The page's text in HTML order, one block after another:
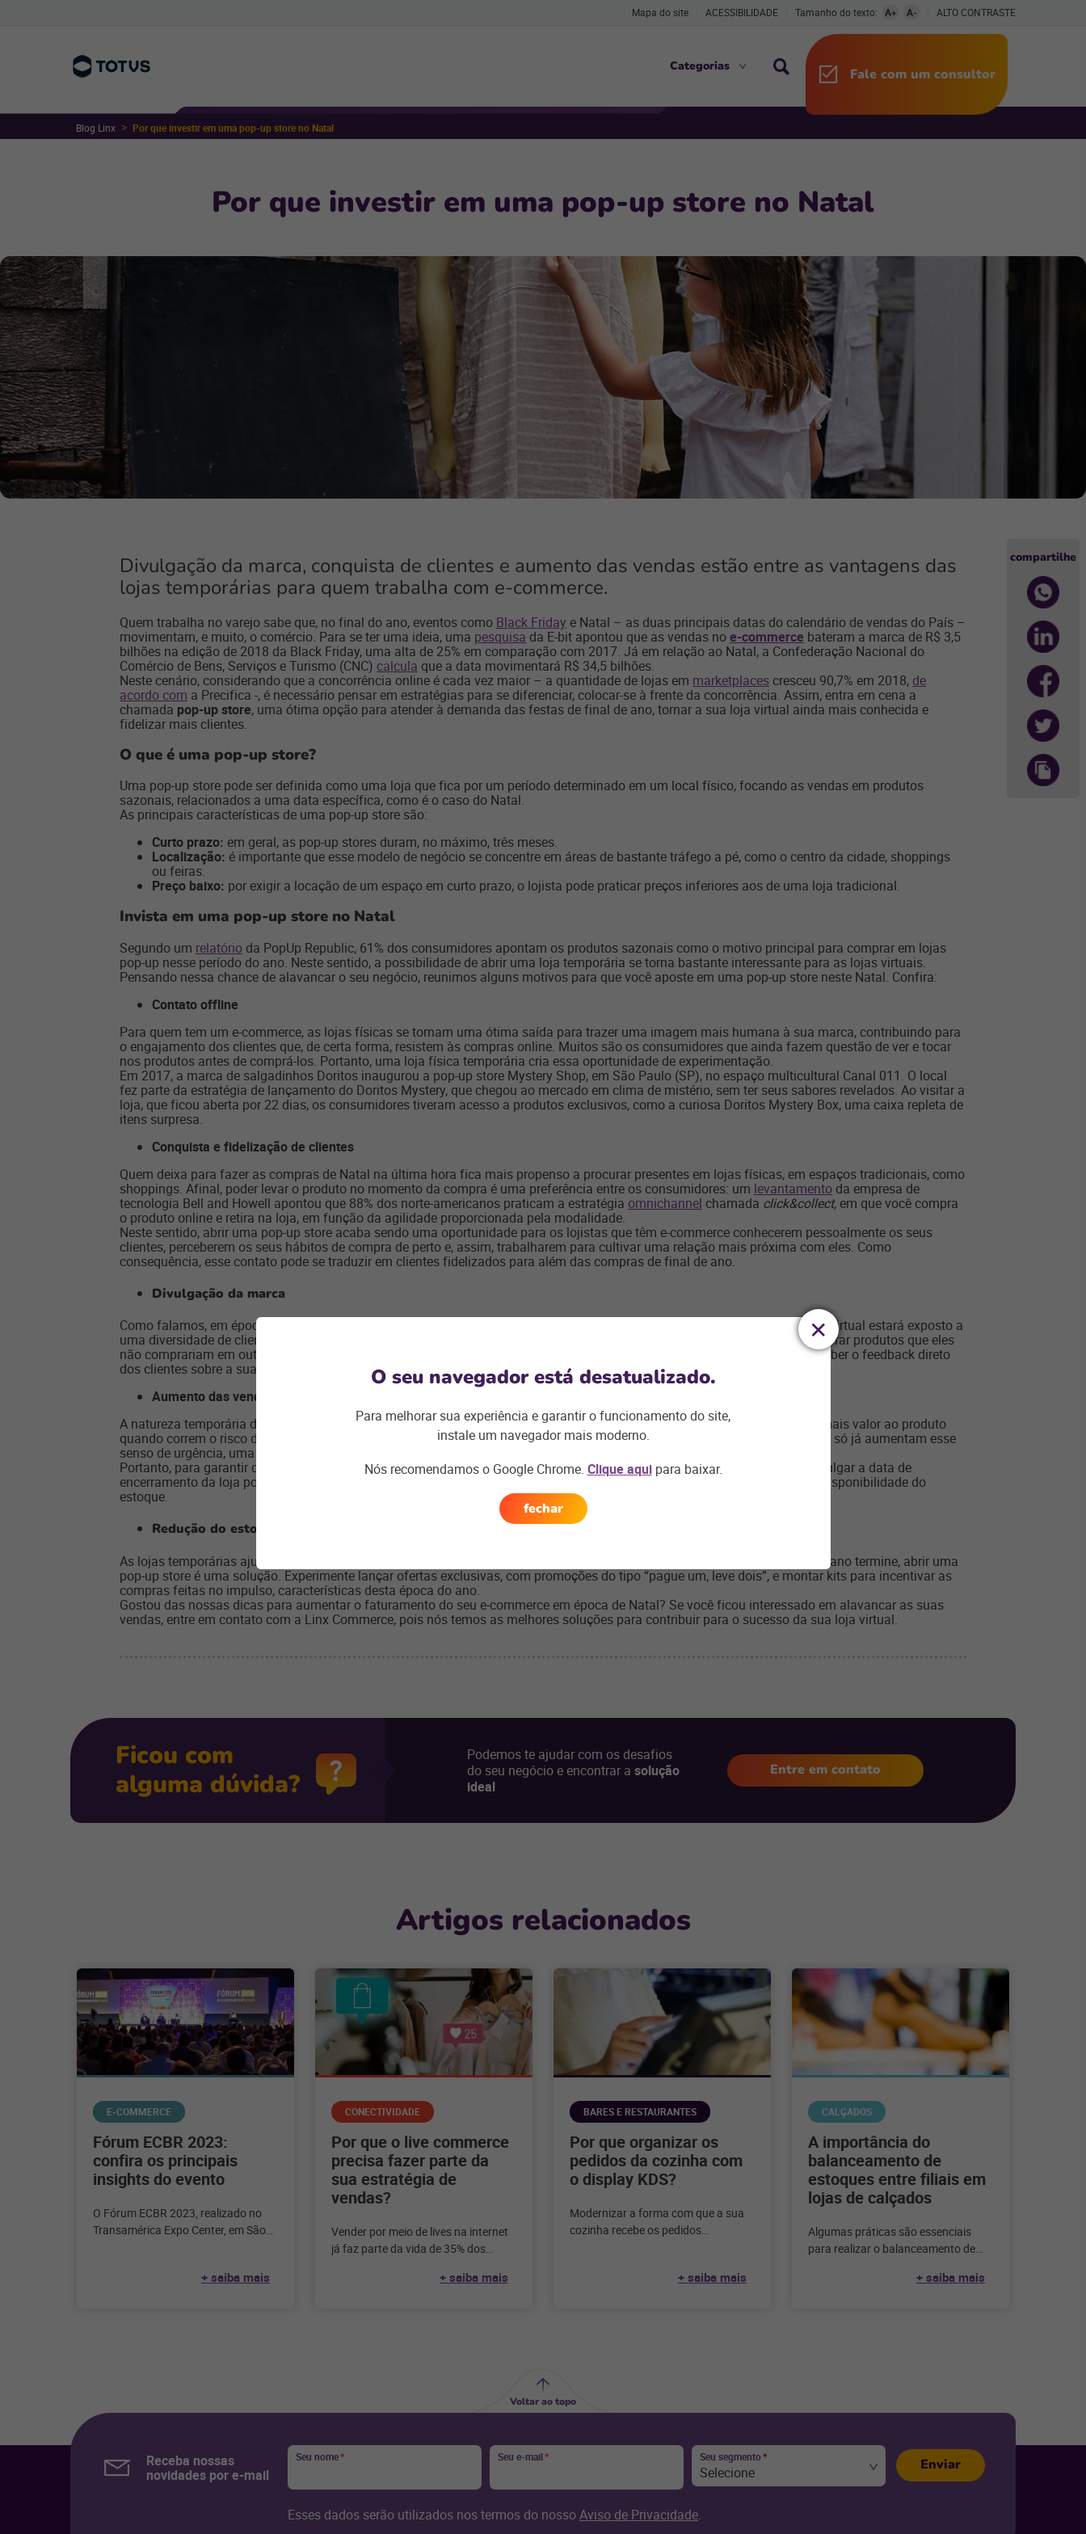
Mapa do site ACESSIBILIDADE Tamanho do texto: A+ A- ALTO CONTRASTE
Categorias Fale com um consultor
Blog Linx Por que investir em uma pop-up store no Natal
Por que investir em uma pop-up store no Natal
Divulgação da marca, conquista de clientes e aumento das vendas estão entre as vantagens das
lojas temporárias para quem trabalha com e-commerce.
Quem trabalha no varejo sabe que, no final do ano, eventos como Black Friday e Natal – as duas principais datas do calendário de vendas do País –
movimentam, e muito, o comércio. Para se ter uma ideia, uma pesquisa da E-bit apontou que as vendas noe-commerce bateram a marca de R$ 3,5
bilhões na edição de 2018 da Black Friday, uma alta de 25% em comparação com 2017. Já em relação ao Natal, a Confederação Nacional do
Comércio de Bens, Serviços e Turismo (CNC) calcula que a data movimentará R$ 34,5 bilhões.
Neste cenário, considerando que a concorrência online é cada vez maior – a quantidade de lojas em marketplaces cresceu 90,7% em 2018, de
acordo com a Precifica -, é necessário pensar em estratégias para se diferenciar, colocar-se à frente da concorrência. Assim, entra em cena a
chamada pop-up store, uma ótima opção para atender à demanda das festas de final de ano, tornar a sua loja virtual ainda mais conhecida e
fidelizar mais clientes.
O que é uma pop-up store?
Uma pop-up store pode ser definida como uma loja que fica por um período determinado em um local físico, focando as vendas em produtos
sazonais, relacionados a uma data específica, como é o caso do Natal.
As principais características de uma pop-up store são:
Curto prazo: em geral, as pop-up stores duram, no máximo, três meses.
Localização: é importante que esse modelo de negócio se concentre em áreas de bastante tráfego a pé, como o centro da cidade, shoppings
ou feiras.
Preço baixo: por exigir a locação de um espaço em curto prazo, o lojista pode praticar preços inferiores aos de uma loja tradicional.
Invista em uma pop-up store no Natal
Segundo um relatório da PopUp Republic, 61% dos consumidores apontam os produtos sazonais como o motivo principal para comprar em lojas
pop-up nesse período do ano. Neste sentido, a possibilidade de abrir uma loja temporária se torna bastante interessante para as lojas virtuais.
Pensando nessa chance de alavancar o seu negócio, reunimos alguns motivos para que você aposte em uma pop-up store neste Natal. Confira:
Contato offline
Para quem tem um e-commerce, as lojas físicas se tornam uma ótima saída para trazer uma imagem mais humana à sua marca, contribuindo para
o engajamento dos clientes que, de certa forma, resistem às compras online. Muitos são os consumidores que ainda fazem questão de ver e tocar
nos produtos antes de comprá-los. Portanto, uma loja física temporária cria essa oportunidade de experimentação.
Em 2017, a marca de salgadinhos Doritos inaugurou a pop-up store Mystery Shop, em São Paulo (SP), no espaço multicultural Canal 011. O local
fez parte da estratégia de lançamento do Doritos Mystery, que chegou ao mercado em clima de mistério, sem ter seus sabores revelados. Ao visitar a
loja, que ficou aberta por 22 dias, os consumidores tiveram acesso a produtos exclusivos, como a curiosa Doritos Mystery Box, uma caixa repleta de
itens surpresa.
Conquista e fidelização de clientes
Quem deixa para fazer as compras de Natal na última hora fica mais propenso a procurar presentes em lojas físicas, em espaços tradicionais, como
shoppings. Afinal, poder levar o produto no momento da compra é uma preferência entre os consumidores: um levantamento da empresa de
tecnologia Bell and Howell apontou que 88% dos norte-americanos praticam a estratégia omnichannel chamada click&collect, em que você compra
o produto online e retira na loja, em função da agilidade proporcionada pela modalidade.
Neste sentido, abrir uma pop-up store acaba sendo uma oportunidade para os lojistas que têm e-commerce conhecerem pessoalmente os seus
clientes, perceberem os seus hábitos de compra de perto e, assim, trabalharem para cultivar uma relação mais próxima com eles. Como
consequência, esse contato pode se traduzir em clientes fidelizados para além das compras de final de ano.
Divulgação da marca
Como falamos, em época de Natal, o comércio fica naturalmente mais movimentado. E em uma pop-up store, o seu negócio virtual estará exposto a
uma diversidade de clientes em um período propício a compras, quando a maioria dos consumidores estão dispostos a comprar produtos que eles
não comprariam em outro momento. Isso é uma grande vantagem não só para divulgar a sua marca, mas também para receber o feedback direto
dos clientes sobre a sua loja, o seu atendimento e os seus produtos.
Aumento das vendas
A natureza temporária desse tipo de loja cria um senso de urgência entre os consumidores. As pessoas acabam atribuindo mais valor ao produto
quando correm o risco de não poder tê-lo mais tarde. E quando se trata de Natal, lembre-se que as festas de fim de ano por si só já aumentam esse
senso de urgência, uma vez que os clientes estão cientes do caráter exclusivo dos produtos sazonais.
Portanto, para garantir que o clima de “compre antes que acabe” contribua para alavancar as suas vendas, uma opção é divulgar a data de
encerramento da loja pop-up. Outra possibilidade é determinar o prazo de duração da sua loja temporária de acordo com a disponibilidade do
estoque.
Redução do estoque sazonal
As lojas temporárias ajudam a renovar o seu estoque. Se você precisa aumentar as vendas de produtos festivos antes que o ano termine, abrir uma
pop-up store é uma solução. Experimente lançar ofertas exclusivas, com promoções do tipo “pague um, leve dois”, e montar kits para incentivar as
compras feitas no impulso, características desta época do ano.
Gostou das nossas dicas para aumentar o faturamento do seu e-commerce em época de Natal? Se você ficou interessado em alavancar as suas
vendas, entre em contato com a Linx Commerce, pois nós temos as melhores soluções para contribuir para o sucesso da sua loja virtual.
compartilhe
Ficou com
alguma dúvida?
Podemos te ajudar com os desafios
do seu negócio e encontrar a solução
ideal
Entre em contato
Artigos relacionados
E-COMMERCE
Fórum ECBR 2023:
confira os principais
insights do evento
O Fórum ECBR 2023, realizado no
Transamérica Expo Center, em São
+ saiba mais
CONECTIVIDADE
Por que o live commerce
precisa fazer parte da
sua estratégia de
vendas?
Vender por meio de lives na internet
já faz parte da vida de 35% dos
+ saiba mais
BARES E RESTAURANTES
Por que organizar os
pedidos da cozinha com
o display KDS?
Modernizar a forma com que a sua
cozinha recebe os pedidos
+ saiba mais
CALÇADOS
A importância do
balanceamento de
estoques entre filiais em
lojas de calçados
Algumas práticas são essenciais
para realizar o balanceamento de
todos os produtos estejam+ saiba mais
O seu navegador está desatualizado.
Para melhorar sua experiência e garantir o funcionamento do site,
instale um navegador mais moderno.
Nós recomendamos o Google Chrome. Clique aquipara baixar.
fechar
Voltar ao topo
Receba nossas
novidades por e-mail
Seu nome* Seu e-mail* Seu segmento*
Selecione
Esses dados serão utilizados nos termos do nossoAviso de Privacidade.
Enviar